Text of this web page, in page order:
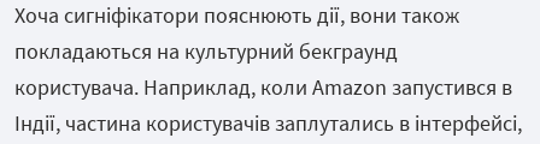
Хоча сигніфікатори пояснюють дії, вони також
покладаються на культурний бекграунд
користувача. Наприклад, коли Amazon запустився в
Індії, частина користувачів заплутались в інтерфейсі,